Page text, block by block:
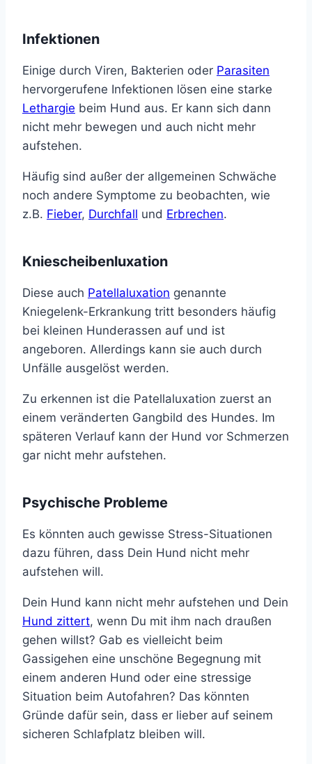
Infektionen
Einige durch Viren, Bakterien oder Parasiten
hervorgerufene Infektionen lösen eine starke
Lethargie beim Hund aus. Er kann sich dann
nicht mehr bewegen und auch nicht mehr
aufstehen.
Häufig sind außer der allgemeinen Schwäche
noch andere Symptome zu beobachten, wie
z.B. Fieber, Durchfall und Erbrechen.
Kniescheibenluxation
Diese auch Patellaluxation genannte
Kniegelenk-Erkrankung tritt besonders häufig
bei kleinen Hunderassen auf und ist
angeboren. Allerdings kann sie auch durch
Unfälle ausgelöst werden.
Zu erkennen ist die Patellaluxation zuerst an
einem veränderten Gangbild des Hundes. Im
späteren Verlauf kann der Hund vor Schmerzen
gar nicht mehr aufstehen.
Psychische Probleme
Es könnten auch gewisse Stress-Situationen
dazu führen, dass Dein Hund nicht mehr
aufstehen will.
Dein Hund kann nicht mehr aufstehen und Dein
Hund zittert, wenn Du mit ihm nach draußen
gehen willst? Gab es vielleicht beim
Gassigehen eine unschöne Begegnung mit
einem anderen Hund oder eine stressige
Situation beim Autofahren? Das könnten
Gründe dafür sein, dass er lieber auf seinem
sicheren Schlafplatz bleiben will.